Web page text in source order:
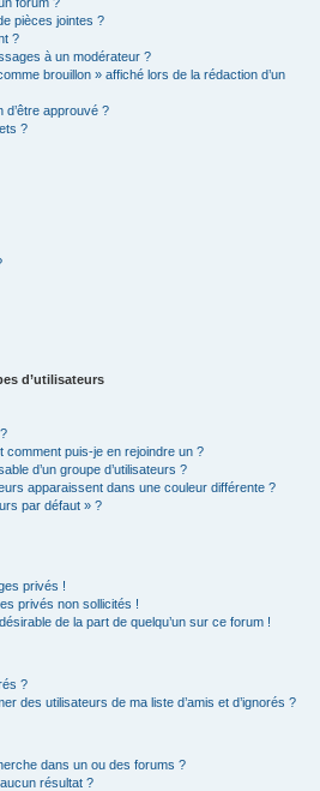
pièces jointes ?
?
à un modérateur ?
brouillon » affiché lors de la rédaction d’un
d’être approuvé ?
?
d’utilisateurs
comment puis-je en rejoindre un ?
d’un groupe d’utilisateurs ?
apparaissent dans une couleur différente ?
par défaut » ?
privés !
privés non sollicités !
de la part de quelqu’un sur ce forum !
?
des utilisateurs de ma liste d’amis et d’ignorés ?
dans un ou des forums ?
résultat ?